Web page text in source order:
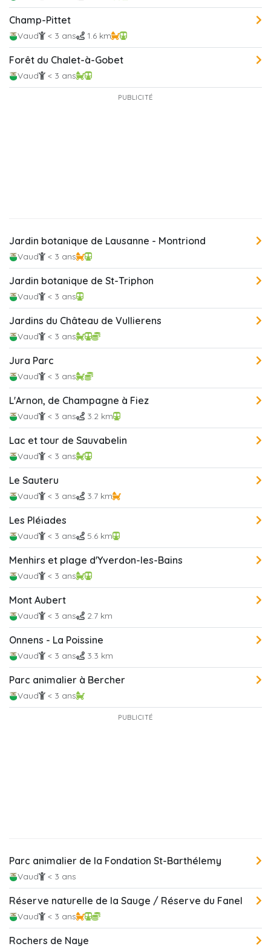
Champ-Pittet
Vaud < 3 ans 1.6 km
Forêt du Chalet-à-Gobet
Vaud < 3 ans
PUBLICITÉ
Jardin botanique de Lausanne - Montriond
Vaud < 3 ans
Jardin botanique de St-Triphon
Vaud < 3 ans
Jardins du Château de Vullierens
Vaud < 3 ans
Jura Parc
Vaud < 3 ans
L'Arnon, de Champagne à Fiez
Vaud < 3 ans 3.2 km
Lac et tour de Sauvabelin
Vaud < 3 ans
Le Sauteru
Vaud < 3 ans 3.7 km
Les Pléiades
Vaud < 3 ans 5.6 km
Menhirs et plage d'Yverdon-les-Bains
Vaud < 3 ans
Mont Aubert
Vaud < 3 ans 2.7 km
Onnens - La Poissine
Vaud < 3 ans 3.3 km
Parc animalier à Bercher
Vaud < 3 ans
PUBLICITÉ
Parc animalier de la Fondation St-Barthélemy
Vaud < 3 ans
Réserve naturelle de la Sauge / Réserve du Fanel
Vaud < 3 ans
Rochers de Naye